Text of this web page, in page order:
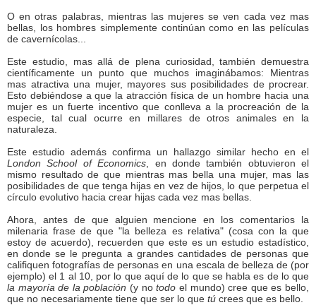
O en otras palabras, mientras las mujeres se ven cada vez mas
bellas, los hombres simplemente continúan como en las películas
de cavernícolas...
Este estudio, mas allá de plena curiosidad, también demuestra
científicamente un punto que muchos imaginábamos: Mientras
mas atractiva una mujer, mayores sus posibilidades de procrear.
Esto debiéndose a que la atracción física de un hombre hacia una
mujer es un fuerte incentivo que conlleva a la procreación de la
especie, tal cual ocurre en millares de otros animales en la
naturaleza.
Este estudio además confirma un hallazgo similar hecho en el
London School of Economics , en donde también obtuvieron el
mismo resultado de que mientras mas bella una mujer, mas las
posibilidades de que tenga hijas en vez de hijos, lo que perpetua el
círculo evolutivo hacia crear hijas cada vez mas bellas.
Ahora, antes de que alguien mencione en los comentarios la
milenaria frase de que "la belleza es relativa" (cosa con la que
estoy de acuerdo), recuerden que este es un estudio estadístico,
en donde se le pregunta a grandes cantidades de personas que
califiquen fotografías de personas en una escala de belleza de (por
ejemplo) el 1 al 10, por lo que aquí de lo que se habla es de lo que
la mayoría de la población (y notodo el mundo) cree que es bello,
que no necesariamente tiene que ser lo que tú crees que es bello.